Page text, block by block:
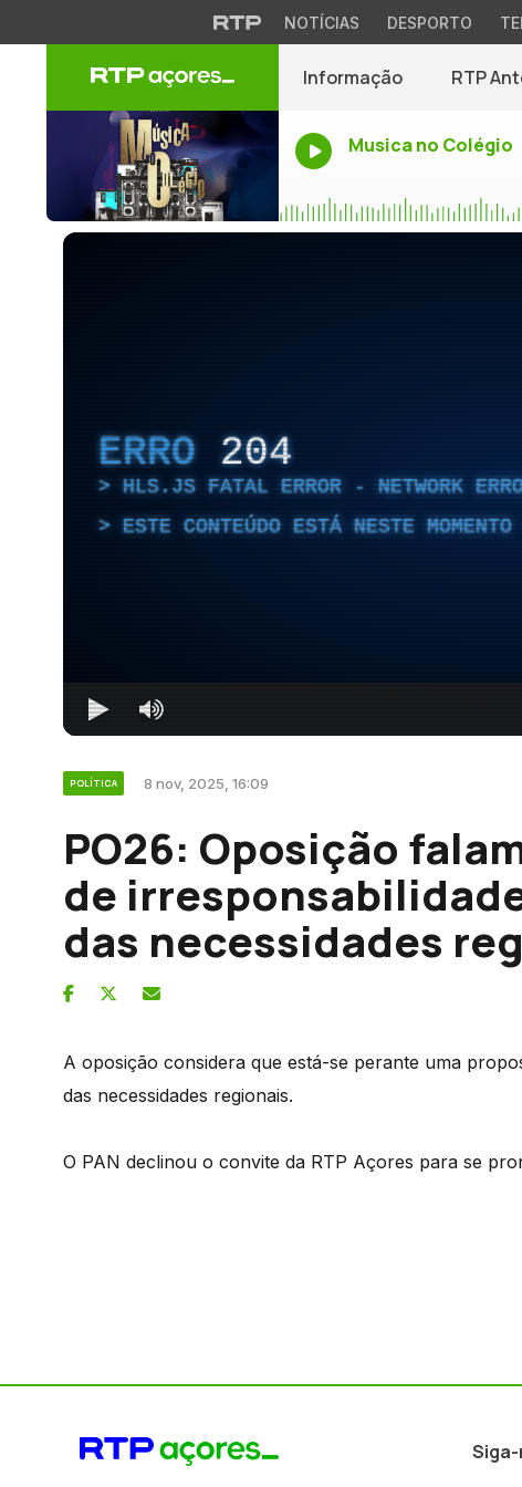
NOTÍCIAS DESPORTO
Informação RTP
Musica no Colégio
ERRO 204
HLS.JS FATAL ERROR - NETWORK
ESTE CONTEÚDO ESTÁ NESTE
POLÍTICA 8 nov, 2025, 16:09
PO26: Oposição
de
das necessidades
A oposição considera que está-se perante uma
das necessidades regionais.
O PAN declinou o convite da RTP Açores para se